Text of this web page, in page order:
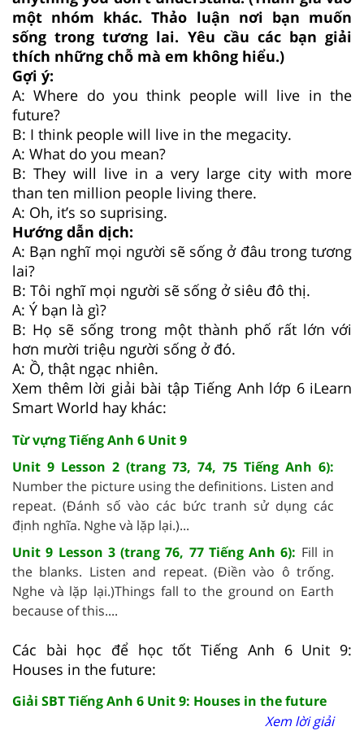
một nhóm khác. Thảo luận nơi bạn muốn
sống trong tương lai. Yêu cầu các bạn giải
thích những chỗ mà em không hiểu.)
Gợi ý:
A: Where do you think people will live in the
future?
B: I think people will live in the megacity.
A: What do you mean?
B: They will live in a very large city with more
than ten million people living there.
A: Oh, it’s so suprising.
Hướng dẫn dịch:
A: Bạn nghĩ mọi người sẽ sống ở đâu trong tương
lai?
B: Tôi nghĩ mọi người sẽ sống ở siêu đô thị.
A: Ý bạn là gì?
B: Họ sẽ sống trong một thành phố rất lớn với
hơn mười triệu người sống ở đó.
A: Ồ, thật ngạc nhiên.
Xem thêm lời giải bài tập Tiếng Anh lớp 6 iLearn
Smart World hay khác:
Từ vựng Tiếng Anh 6 Unit 9
Unit 9 Lesson 2 (trang 73, 74, 75 Tiếng Anh 6):
Number the picture using the definitions. Listen and
repeat. (Đánh số vào các bức tranh sử dụng các
định nghĩa. Nghe và lặp lại.)...
Unit 9 Lesson 3 (trang 76, 77 Tiếng Anh 6): Fill in
the blanks. Listen and repeat. (Điền vào ô trống.
Nghe và lặp lại.)Things fall to the ground on Earth
because of this....
Các bài học để học tốt Tiếng Anh 6 Unit 9:
Houses in the future:
Giải SBT Tiếng Anh 6 Unit 9: Houses in the future
Xem lời giải